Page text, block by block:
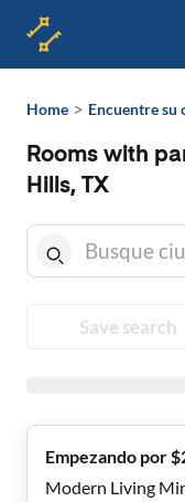
Home > Encuentre su
Rooms with
Hills, TX
Save search
Empezando por
Modern Living